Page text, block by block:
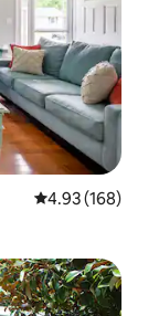
Calificación
4.93 (168)